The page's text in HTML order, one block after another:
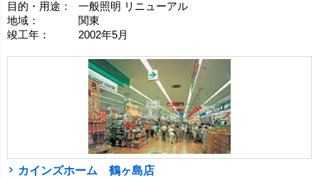
目的・用途：
一般照明 リニューアル
地域：
関東
竣工年：
2002年5月
カインズホーム 鶴ヶ島店